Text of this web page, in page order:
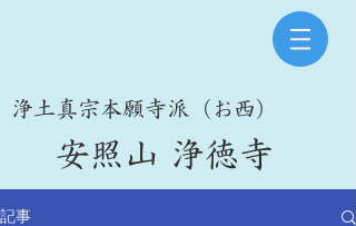
​浄土真宗本願寺派（お西）
​安照山 浄徳寺
記事